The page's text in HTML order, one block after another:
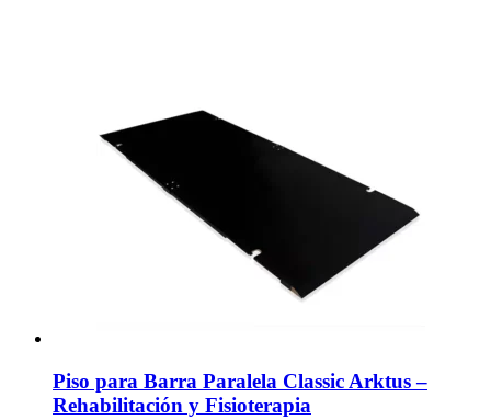
Piso para Barra Paralela Classic Arktus –
Rehabilitación y Fisioterapia